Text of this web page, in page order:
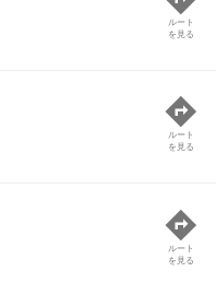
ルート
を見る
ルート
を見る
ルート
を見る